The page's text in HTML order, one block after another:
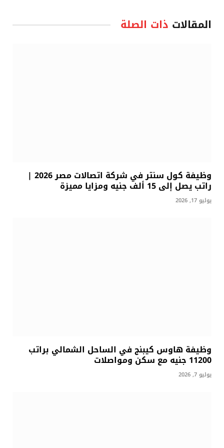
المقالات ذات الصلة
وظيفة كول سنتر في شركة اتصالات مصر 2026 |
راتب يصل إلى 15 ألف جنيه ومزايا مميزة
يوليو 17, 2026
وظيفة هاوس كيبنج في الساحل الشمالي براتب
11200 جنيه مع سكن ومواصلات
يوليو 7, 2026